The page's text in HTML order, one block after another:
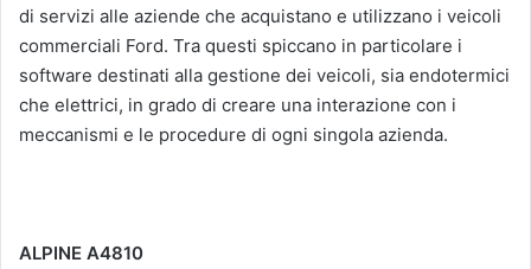
di servizi alle aziende che acquistano e utilizzano i veicoli
commerciali Ford. Tra questi spiccano in particolare i
software destinati alla gestione dei veicoli, sia endotermici
che elettrici, in grado di creare una interazione con i
meccanismi e le procedure di ogni singola azienda.
ALPINE A4810